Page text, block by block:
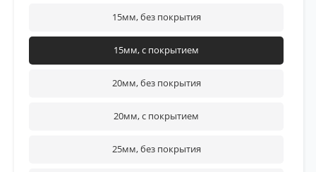
15мм, без покрытия
15мм, с покрытием
20мм, без покрытия
20мм, с покрытием
25мм, без покрытия